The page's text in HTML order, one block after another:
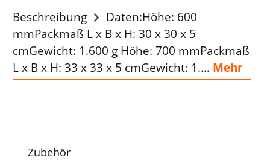
Beschreibung
Daten:Höhe: 600
mmPackmaß L x B x H: 30 x 30 x 5
cmGewicht: 1.600 g Höhe: 700 mmPackmaß
L x B x H: 33 x 33 x 5 cmGewicht: 1.… Mehr
Produktgalerie überspringen
Zubehör